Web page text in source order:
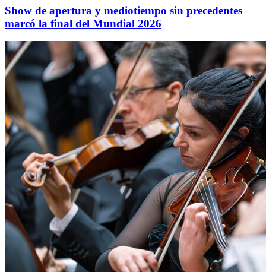
Show de apertura y mediotiempo sin precedentes
marcó la final del Mundial 2026